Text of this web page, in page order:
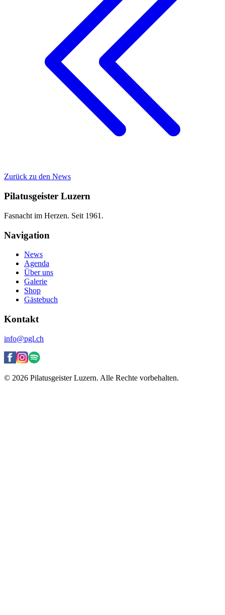
Zurück zu den News
Pilatusgeister Luzern
Fasnacht im Herzen. Seit 1961.
Navigation
News
Agenda
Über uns
Galerie
Shop
Gästebuch
Kontakt
info@pgl.ch
© 2026 Pilatusgeister Luzern. Alle Rechte vorbehalten.